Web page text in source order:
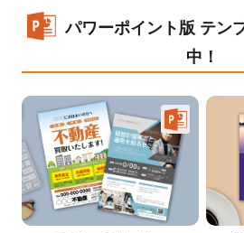
パワーポイント版 テン
中！